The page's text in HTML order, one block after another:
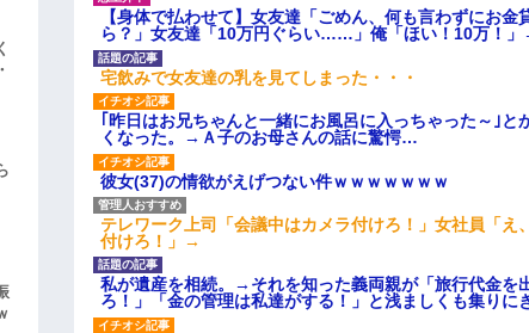
ｗｗｗｗ(※画像あり)
この動画、すげえええええｗ
制限速度で走った結果
す←あまり悲しませないでく
【身体で払わせて】女友達「ごめん、何も言わずにお
ら？」女友達「10万円ぐらい……」俺「ほい！10万！
宅飲みで女友達の乳を見てしまった・・・
｢昨日はお兄ちゃんと一緒にお風呂に入っちゃった～｣
くなった。→Ａ子のお母さんの話に驚愕…
彼女(37)の情欲がえげつない件ｗｗｗｗｗｗｗ
テレワーク上司「会議中はカメラ付けろ！」女社員「え
付けろ！」→
私が遺産を相続。→それを知った義両親が「旅行代金を
ろ！」「金の管理は私達がする！」と浅ましくも集りに